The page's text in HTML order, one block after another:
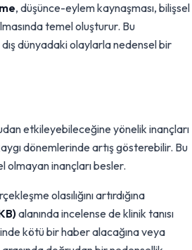
, düşünce-eylem kaynaşması, bilişsel
temel oluşturur. Bu
dünyadaki olaylarla nedensel bir
etkileyebileceğine yönelik inançları
dönemlerinde artış gösterebilir. Bu
olmayan inançları besler.
olasılığını artırdığına
alanında incelense de klinik tanısı
kötü bir haber alacağına veya